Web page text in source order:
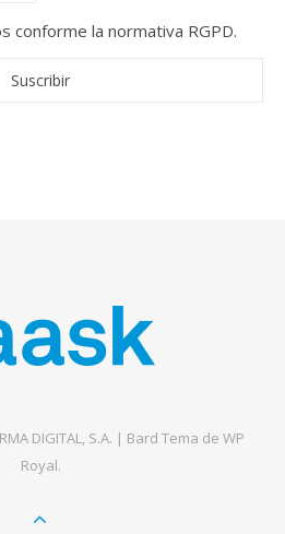
conforme la normativa RGPD.
DIGITAL, S.A. | Bard Tema de WP
Royal.